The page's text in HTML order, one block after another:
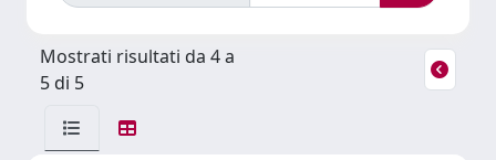
Mostrati risultati da 4 a
5 di 5